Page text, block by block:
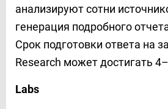
анализируют сотни
генерация подробного
Срок подготовки ответа на
Research может достигать
Labs